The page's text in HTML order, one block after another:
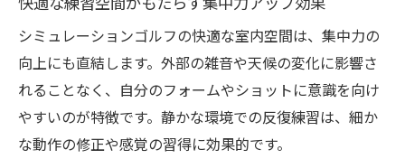
シミュレーションゴルフの快適な室内空間は、集中力の
向上にも直結します。外部の雑音や天候の変化に影響さ
れることなく、自分のフォームやショットに意識を向け
やすいのが特徴です。静かな環境での反復練習は、細か
な動作の修正や感覚の習得に効果的です。